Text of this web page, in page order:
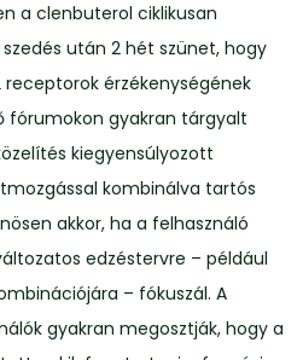
a clenbuterol ciklikusan
után 2 hét szünet, hogy
érzékenységének
fórumokon gyakran tárgyalt
kiegyensúlyozott
kombinálva tartós
akkor, ha a felhasználó
edzéstervre – például
– fókuszál. A
gyakran megosztják, hogy a